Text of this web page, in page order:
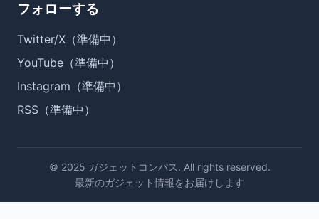
フォローする
Twitter/X（準備中）
YouTube（準備中）
Instagram（準備中）
RSS（準備中）
© 2025 ガジェットコンパス. All rights reserved.
最新のガジェット情報をお届けします